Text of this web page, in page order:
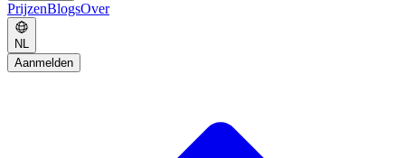
PrijzenBlogsOver
NL
Aanmelden